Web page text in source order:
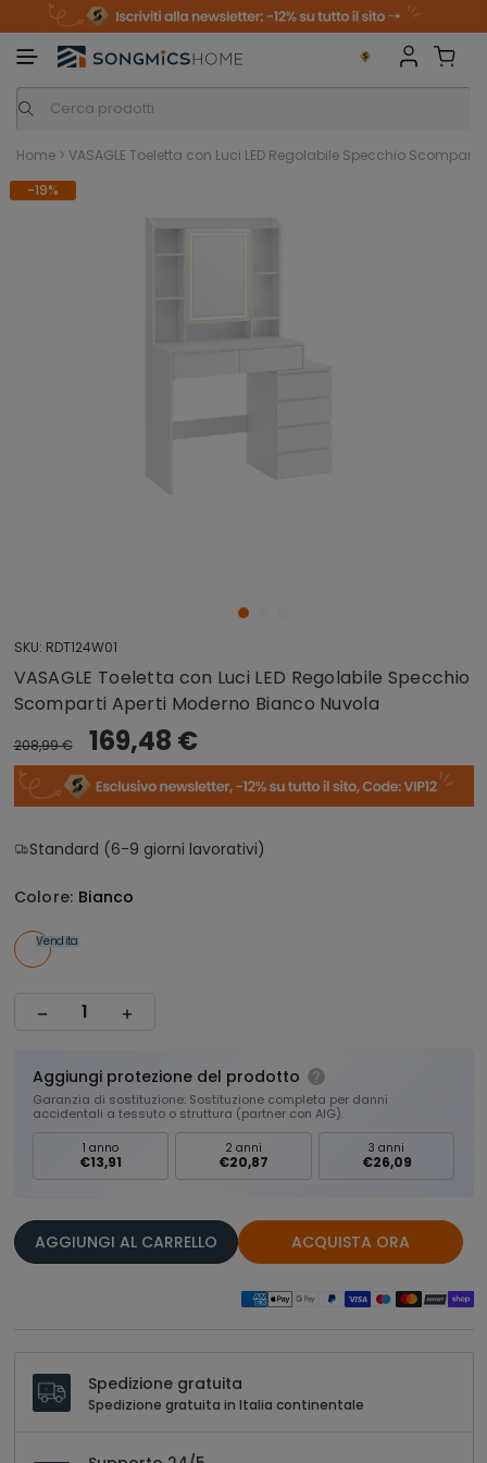
Home > VASAGLE Toeletta con Luci LED Regolabile Specchio
-19%
SKU: RDT124W01
VASAGLE Toeletta con Luci LED Regolabile Specchio
Scomparti Aperti Moderno Bianco Nuvola
208,99 € 169,48 €
Standard (6-9 giorni lavorativi)
Colore: Bianco
Vendita
Aggiungi protezione del prodotto
Garanzia di sostituzione: Sostituzione completa per danni
accidentali a tessuto o struttura (partner con AIG).
1 anno
€13,91
2 anni
€20,87
3 anni
€26,09
AGGIUNGI AL CARRELLO ACQUISTA ORA
Spedizione gratuita
Spedizione gratuita in Italia continentale
n
i